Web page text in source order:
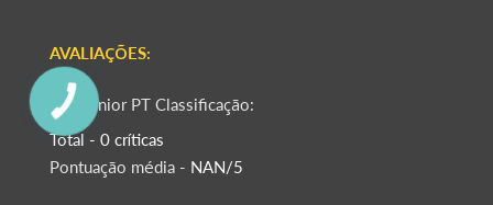
AVALIAÇÕES:
RaizSénior PT Classificação:
Total - 0 críticas
Pontuação média - NAN/5
КНОПКА
ЗВ'ЯЗКУ